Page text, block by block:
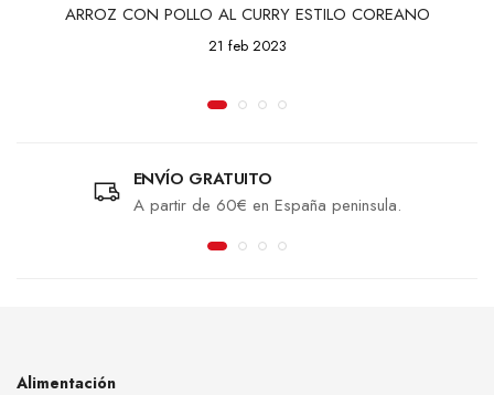
ARROZ CON POLLO AL CURRY ESTILO COREANO
21 feb 2023
ENVÍO GRATUITO
A partir de 60€ en España peninsula.
Alimentación